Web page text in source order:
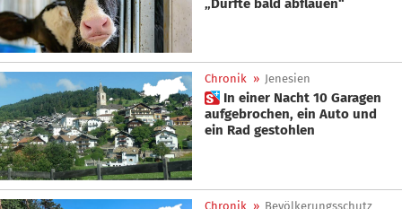
„Dürfte bald abflauen“
Chronik » Jenesien
 In einer Nacht 10 Garagen
aufgebrochen, ein Auto und
ein Rad gestohlen
Chronik » Bevölkerungsschutz